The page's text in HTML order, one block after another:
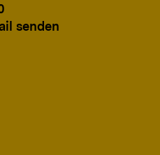
senden